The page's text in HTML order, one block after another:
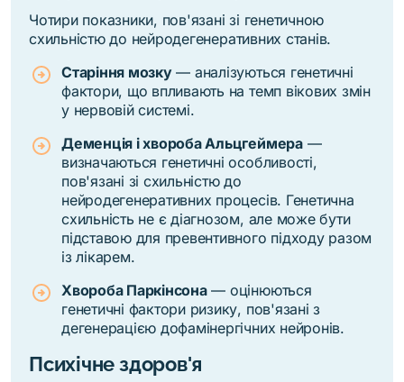
Чотири показники, пов'язані зі генетичною
схильністю до нейродегенеративних станів.
Старіння мозку— аналізуються генетичні
фактори, що впливають на темп вікових змін
у нервовій системі.
Деменція і хвороба Альцгеймера—
визначаються генетичні особливості,
пов'язані зі схильністю до
нейродегенеративних процесів. Генетична
схильність не є діагнозом, але може бути
підставою для превентивного підходу разом
із лікарем.
Хвороба Паркінсона— оцінюються
генетичні фактори ризику, пов'язані з
дегенерацією дофамінергічних нейронів.
Психічне здоров'я